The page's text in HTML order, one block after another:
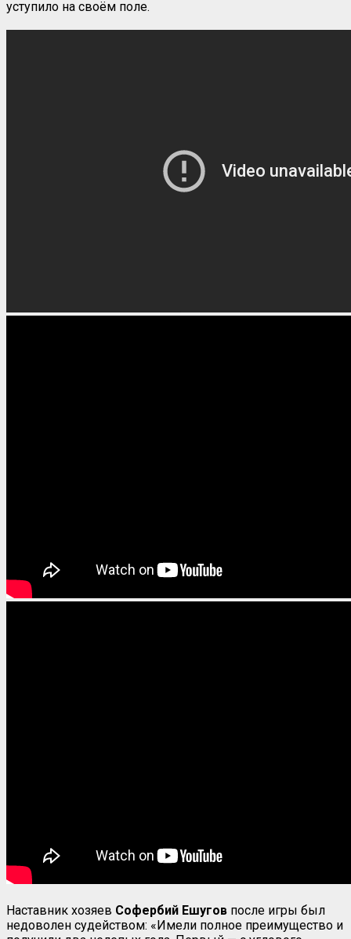
уступило на своём поле.
Наставник хозяев Софербий Ешугов после игры был
недоволен судейством: «Имели полное преимущество и